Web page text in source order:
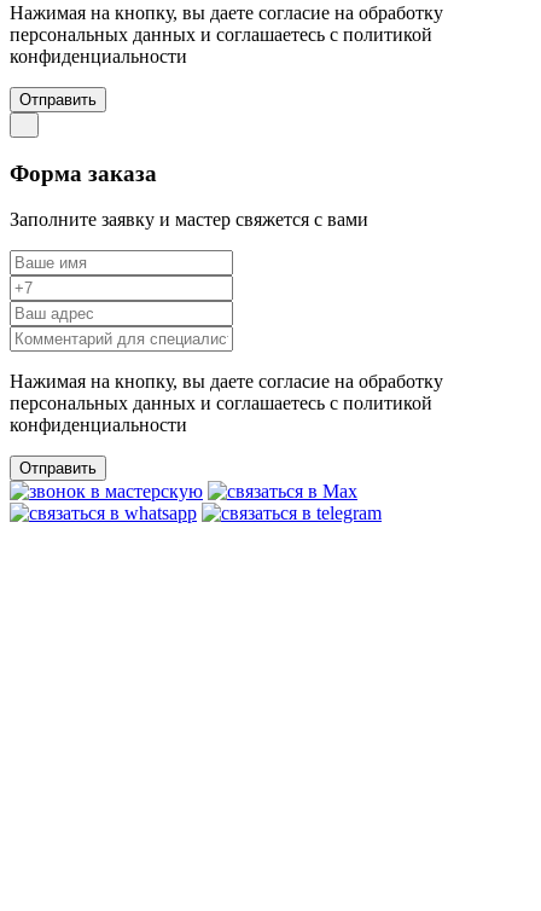
Нажимая на кнопку, вы даете согласие на обработку
персональных данных и соглашаетесь c политикой
конфиденциальности
Отправить
Форма заказа
Заполните заявку и мастер свяжется с вами
Нажимая на кнопку, вы даете согласие на обработку
персональных данных и соглашаетесь c политикой
конфиденциальности
Отправить